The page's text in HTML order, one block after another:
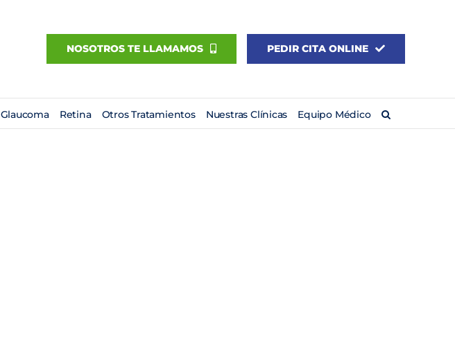
PEDIR CITA ONLINE
NOSOTROS TE LLAMAMOS
Glaucoma Retina Otros Tratamientos Nuestras Clínicas Equipo Médico